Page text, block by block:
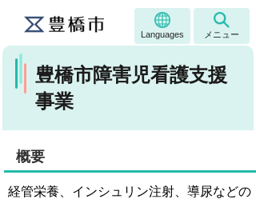
Languages メニュー
豊橋市障害児看護支援
事業
概要
経管栄養、インシュリン注射、導尿などの